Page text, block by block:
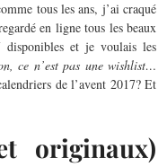
tous les ans, j’ai craqué
en ligne tous les beaux
disponibles et je voulais les
ce n’est pas une wishlist…
de l’avent 2017? Et
originaux)